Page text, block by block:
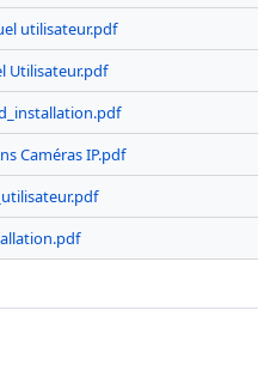
utilisateur.pdf
Utilisateur.pdf
d_installation.pdf
Caméras IP.pdf